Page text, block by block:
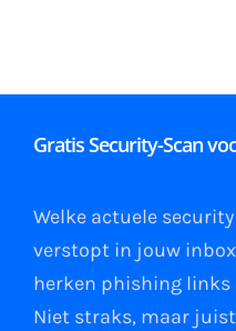
Gratis Security-Scan
Welke actuele
verstopt in jouw inbox
herken phishing links
Niet straks, maar